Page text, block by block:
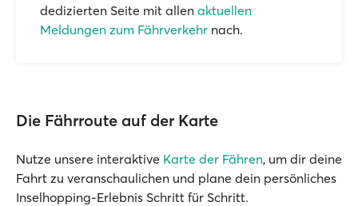
dedizierten Seite mit allen aktuellen
Meldungen zum Fährverkehr nach.
Die Fährroute auf der Karte
Nutze unsere interaktive Karte der Fähren, um dir deine
Fahrt zu veranschaulichen und plane dein persönliches
Inselhopping-Erlebnis Schritt für Schritt.